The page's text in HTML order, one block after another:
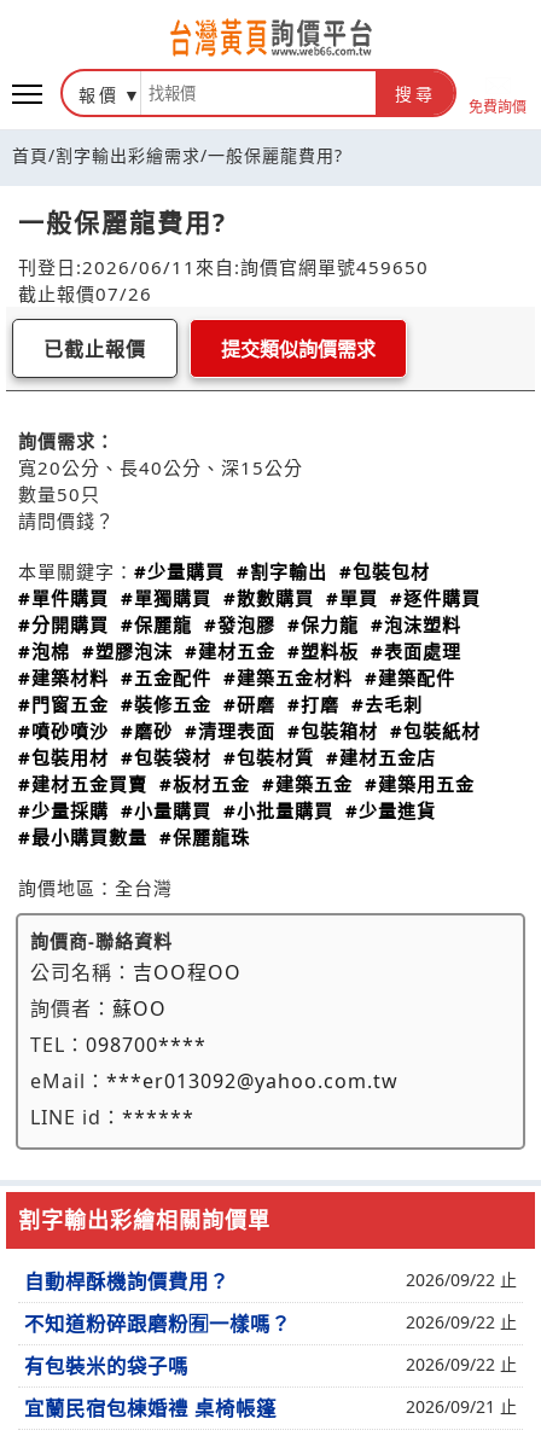
報價 搜尋
免費詢價
首頁/割字輸出彩繪需求/一般保麗龍費用?
一般保麗龍費用?
刊登日:2026/06/11 來自:詢價官網單號459650
截止報價07/26
已截止報價 提交類似詢價需求
詢價需求：
寬20公分、長40公分、深15公分
數量50只
請問價錢？
本單關鍵字： #少量購買 #割字輸出 #包裝包材
#單件購買 #單獨購買 #散數購買 #單買 #逐件購買
#分開購買 #保麗龍 #發泡膠 #保力龍 #泡沫塑料
#泡棉 #塑膠泡沫 #建材五金 #塑料板 #表面處理
#建築材料 #五金配件 #建築五金材料 #建築配件
#門窗五金 #裝修五金 #研磨 #打磨 #去毛刺
#噴砂噴沙 #磨砂 #清理表面 #包裝箱材 #包裝紙材
#包裝用材 #包裝袋材 #包裝材質 #建材五金店
#建材五金買賣 #板材五金 #建築五金 #建築用五金
#少量採購 #小量購買 #小批量購買 #少量進貨
#最小購買數量 #保麗龍珠
詢價地區： 全台灣
詢價商-聯絡資料
公司名稱： 吉OO程OO
詢價者： 蘇OO
TEL： 098700****
eMail： ***er013092@yahoo.com.tw
LINE id： ******
割字輸出彩繪相關詢價單
自動桿酥機詢價費用？ 2026/09/22 止
不知道粉碎跟磨粉🈶一樣嗎？ 2026/09/22 止
有包裝米的袋子嗎 2026/09/22 止
宜蘭民宿包棟婚禮 桌椅帳篷 2026/09/21 止